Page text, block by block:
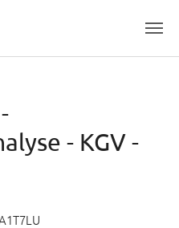
- KGV -